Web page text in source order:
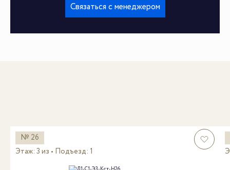
Связаться с менеджером
№ 26
Этаж: 3 из
Подъезд: 1